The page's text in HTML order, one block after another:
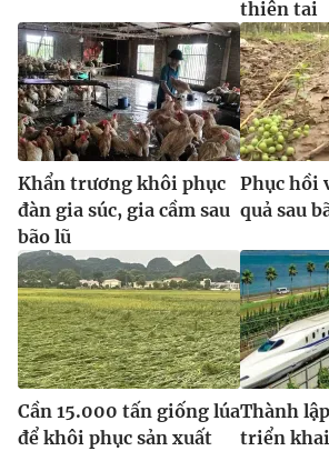
thiên tai
Khẩn trương khôi phục
đàn gia súc, gia cầm sau
bão lũ
Phục hồi
quả sau
Cần 15.000 tấn giống lúa
để khôi phục sản xuất
Thành
triển khai